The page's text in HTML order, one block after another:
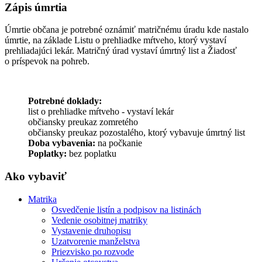
Zápis úmrtia
Úmrtie občana je potrebné oznámiť matričnému úradu kde nastalo
úmrtie, na základe Listu o prehliadke mŕtveho, ktorý vystaví
prehliadajúci lekár. Matričný úrad vystaví úmrtný list a Žiadosť
o príspevok na pohreb.
Potrebné doklady:
list o prehliadke mŕtveho - vystaví lekár
občiansky preukaz zomretého
občiansky preukaz pozostalého, ktorý vybavuje úmrtný list
Doba vybavenia: na počkanie
Poplatky: bez poplatku
Ako vybaviť
Matrika
Osvedčenie listín a podpisov na listinách
Vedenie osobitnej matriky
Vystavenie druhopisu
Uzatvorenie manželstva
Priezvisko po rozvode